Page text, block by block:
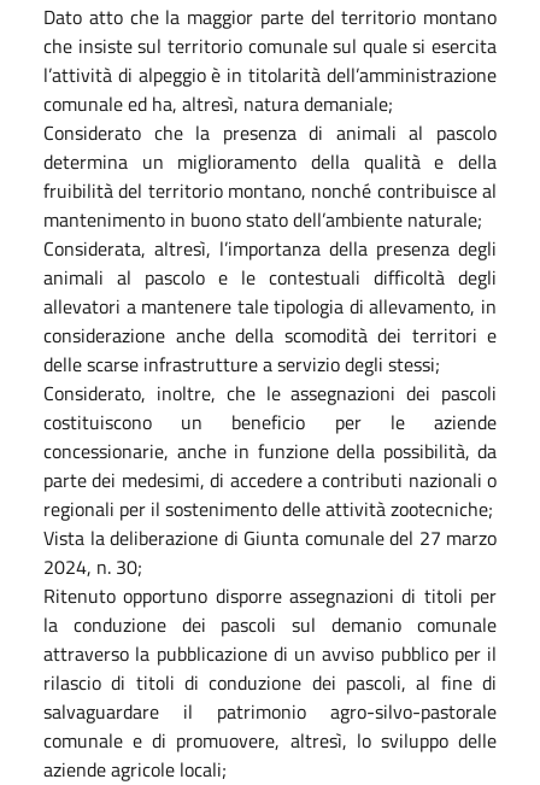
Dato atto che la maggior parte del territorio montano
che insiste sul territorio comunale sul quale si esercita
l’attività di alpeggio è in titolarità dell’amministrazione
comunale ed ha, altresì, natura demaniale;
Considerato che la presenza di animali al pascolo
determina un miglioramento della qualità e della
fruibilità del territorio montano, nonché contribuisce al
mantenimento in buono stato dell’ambiente naturale;
Considerata, altresì, l’importanza della presenza degli
animali al pascolo e le contestuali difficoltà degli
allevatori a mantenere tale tipologia di allevamento, in
considerazione anche della scomodità dei territori e
delle scarse infrastrutture a servizio degli stessi;
Considerato, inoltre, che le assegnazioni dei pascoli
costituiscono un beneficio per le aziende
concessionarie, anche in funzione della possibilità, da
parte dei medesimi, di accedere a contributi nazionali o
regionali per il sostenimento delle attività zootecniche;
Vista la deliberazione di Giunta comunale del 27 marzo
2024, n. 30;
Ritenuto opportuno disporre assegnazioni di titoli per
la conduzione dei pascoli sul demanio comunale
attraverso la pubblicazione di un avviso pubblico per il
rilascio di titoli di conduzione dei pascoli, al fine di
salvaguardare il patrimonio agro-silvo-pastorale
comunale e di promuovere, altresì, lo sviluppo delle
aziende agricole locali;